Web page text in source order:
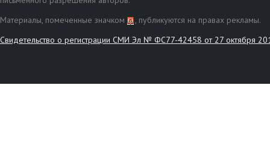
Материалы, помеченные значком
, публикуются на правах рекламы.
Свидетельство о регистрации СМИ Эл № ФС77-42458 от 27 октября